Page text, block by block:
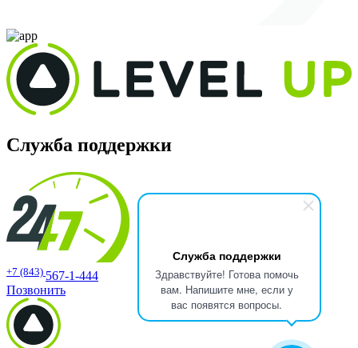
Служба поддержки
Здравствуйте! Готова помочь
вам. Напишите мне, если у
вас появятся вопросы.
Служба поддержки
+7 (843) 567-1-444
Позвонить